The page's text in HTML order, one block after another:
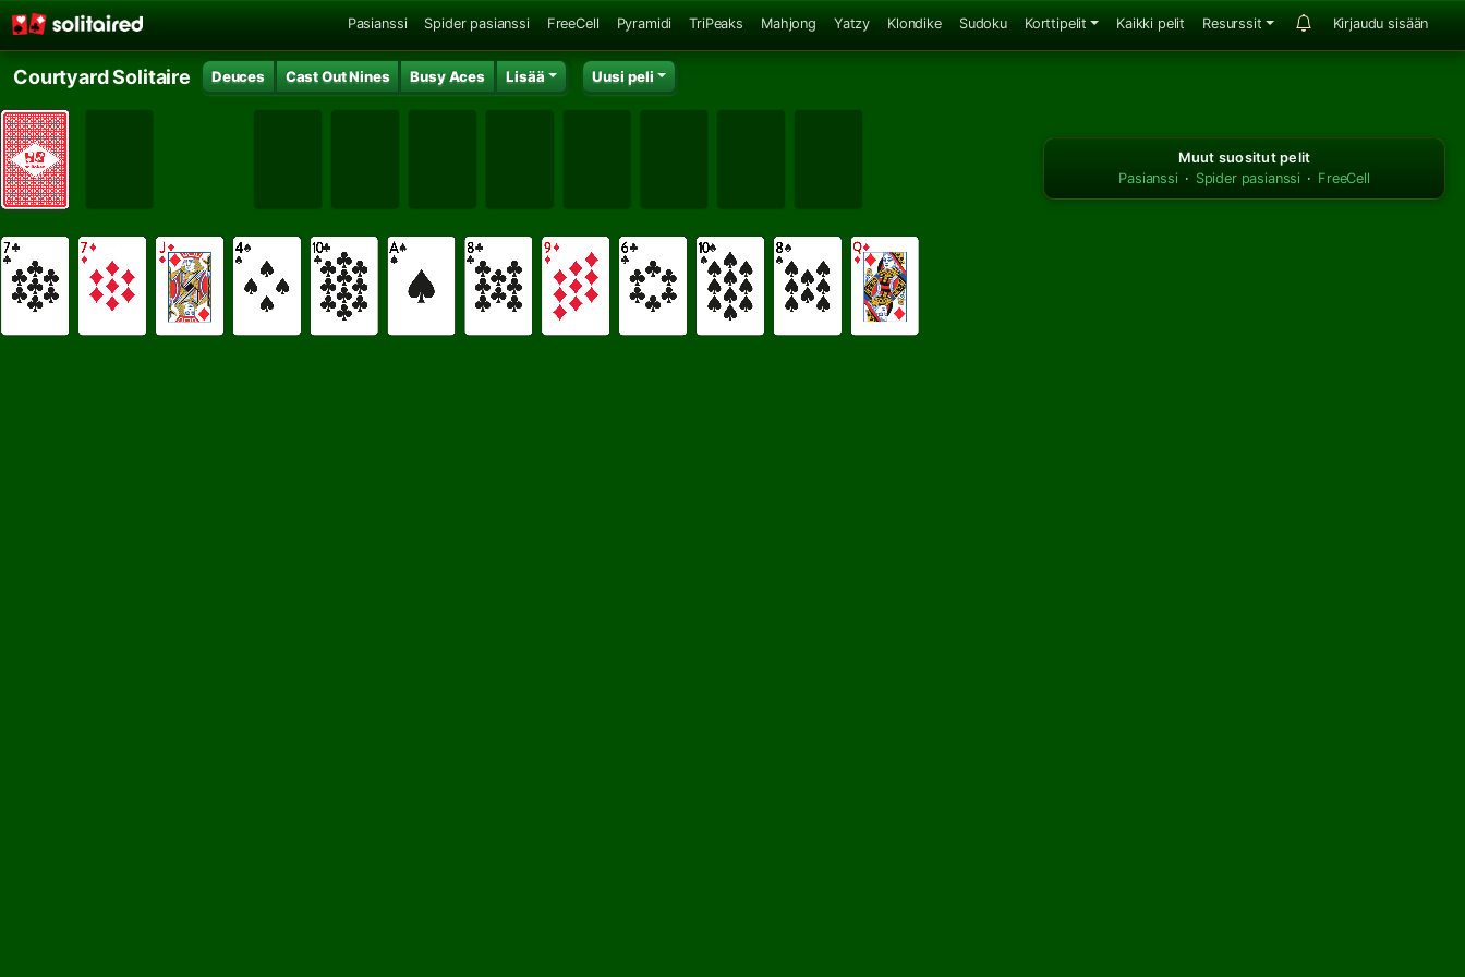
Pasianssi Spider pasianssi FreeCell Pyramidi TriPeaks Mahjong Yatzy Klondike Sudoku Korttipelit Kaikki pelit Resurssit Kirjaudu sisään
Courtyard Solitaire Deuces Cast Out Nines Busy Aces Lisää Uusi peli
Muut suositut pelit
Pasianssi · Spider pasianssi · FreeCell